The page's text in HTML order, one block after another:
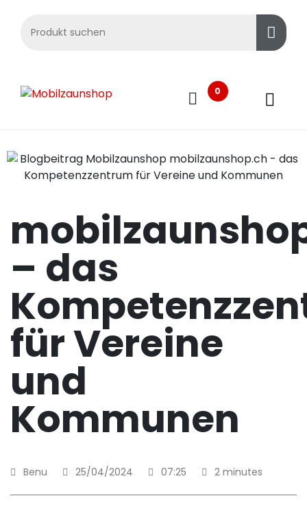
0
– das
für Vereine
und
Kommunen
Benu 25/04/2024 07:25 2 minutes